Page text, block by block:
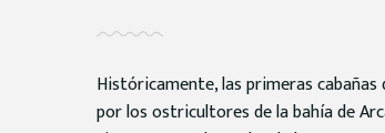
Históricamente, las primeras
por los ostricultores de la bahía de